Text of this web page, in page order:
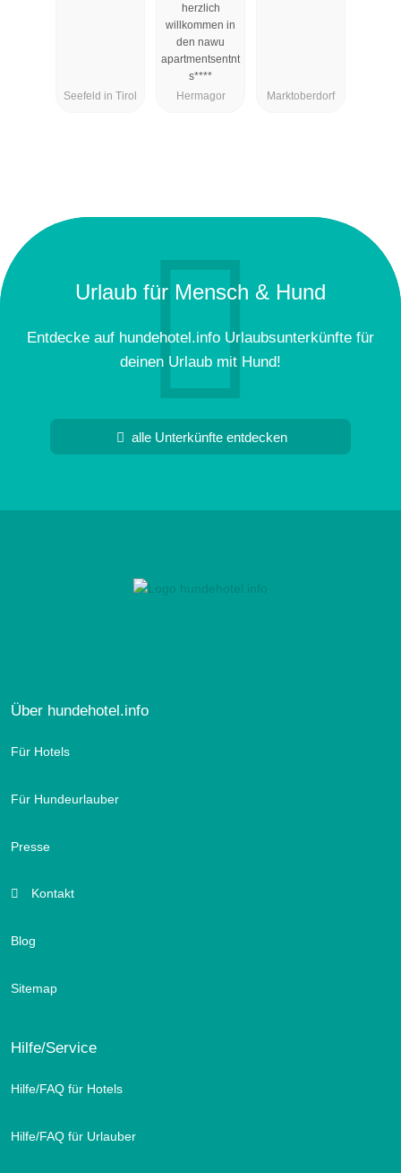
Seefeld in Tirol
herzlich
willkommen in
den nawu
apartmentsentnt
s****
Hermagor
Marktoberdorf
Urlaub für Mensch & Hund
Entdecke auf hundehotel.info Urlaubsunterkünfte für
deinen Urlaub mit Hund!
alle Unterkünfte entdecken
Über hundehotel.info
Für Hotels
Für Hundeurlauber
Presse
Kontakt
Blog
Sitemap
Hilfe/Service
Hilfe/FAQ für Hotels
Hilfe/FAQ für Urlauber